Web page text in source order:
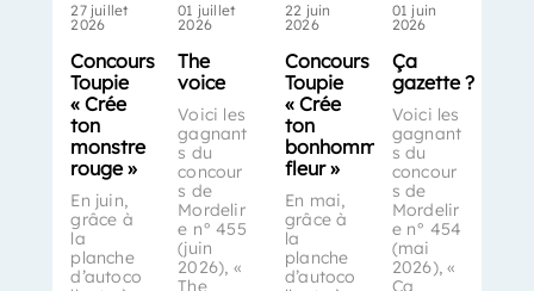
27 juillet
2026
Concours
Toupie
« Crée
ton
monstre
rouge »
En juin,
grâce à
la
planche
d’autoco
01 juillet
2026
The
voice
Voici les
gagnant
s du
concour
s de
Mordelir
e n° 455
(juin
2026), «
The
22 juin
2026
Concours
Toupie
« Crée
ton
bonhomme-
fleur »
En mai,
grâce à
la
planche
d’autoco
01 juin
2026
Ça
gazette ?
Voici les
gagnant
s du
concour
s de
Mordelir
e n° 454
(mai
2026), «
Ça